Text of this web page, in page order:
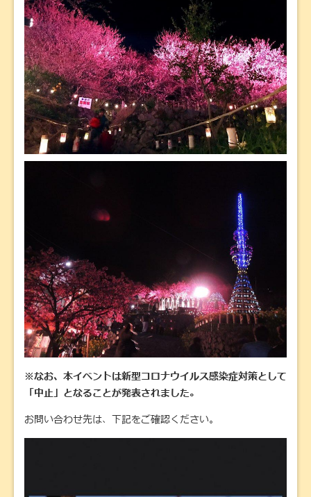
※なお、本イベントは新型コロナウイルス感染症対策として
「中止」となることが発表されました。
お問い合わせ先は、下記をご確認ください。